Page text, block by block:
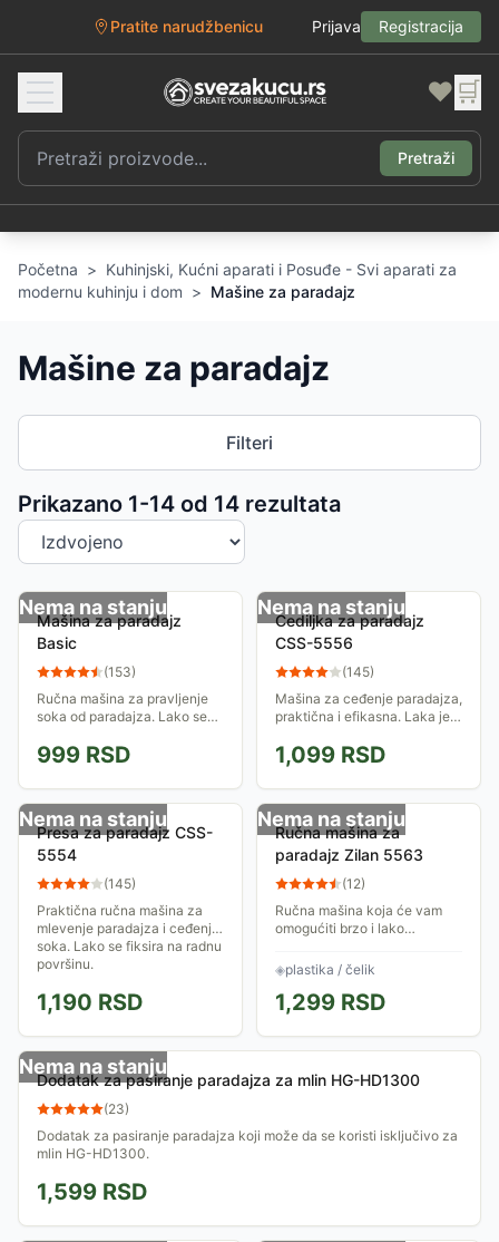
Pratite narudžbenicu Prijava Registracija
❤️ 🛒
Pretraži
Početna > Kuhinjski, Kućni aparati i Posuđe - Svi aparati za
modernu kuhinju i dom > Mašine za paradajz
Mašine za paradajz
Filteri
Prikazano 1-14 od 14 rezultata
Sortiranje proizvoda
Nema na stanju
Mašina za paradajz
Basic
(153)
Ručna mašina za pravljenje
soka od paradajza. Lako se
999 RSD
Nema na stanju
Cediljka za paradajz
CSS-5556
(145)
Mašina za ceđenje paradajza,
praktična i efikasna. Laka je
1,099 RSD
Nema na stanju
Presa za paradajz CSS-
5554
(145)
Praktična ručna mašina za
mlevenje paradajza i ceđenje
soka. Lako se fiksira na radnu
površinu.
1,190 RSD
Nema na stanju
Ručna mašina za
paradajz Zilan 5563
(12)
Ručna mašina koja će vam
omogućiti brzo i lako
je za radnu površinu ili sto,
zategnite dobro da se ne
pomera, i...
◈plastika / čelik
1,299 RSD
Nema na stanju
Dodatak za pasiranje paradajza za mlin HG-HD1300
(23)
Dodatak za pasiranje paradajza koji može da se koristi isključivo za
mlin HG-HD1300.
1,599 RSD